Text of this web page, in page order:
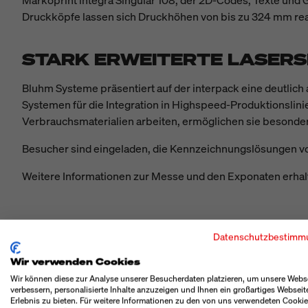
Druckköpfe lassen sich Druckhöhen von bis zu 324 mm
STARK ERWEITERTE
Bluhm Systeme präsentiert auf der interpack eine
Systemen für die Integration in Highspeed-
Verbrauchsmaterialien arbeiten, ermöglichen sie
Besucher sind eingeladen, die Kennzeichnungslösungen
Weitere Informationen zur Messe und den Exponaten
ÜBER DIE BLUHM WEBER
Wir verwenden Cookies
Wir können diese zur Analyse unserer Besucherdaten platzieren, um unsere
verbessern, personalisierte Inhalte anzuzeigen und Ihnen ein großartiges
Erlebnis zu bieten. Für weitere Informationen zu den von uns verwendeten